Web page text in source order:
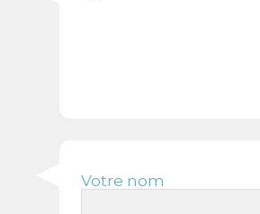
Votre nom